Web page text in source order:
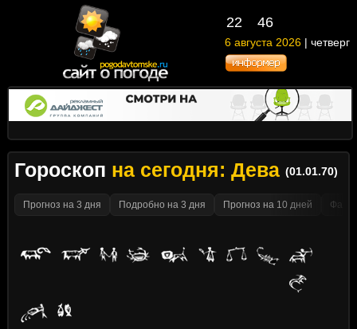
22 46
6 августа 2026 | четверг
Гороскоп на сегодня: Дева (01.01.70)
Прогноз на 3 дня Подробно на 3 дня Прогноз на 10 дней